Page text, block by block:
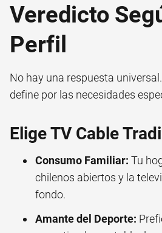
Veredicto
Perfil
No hay una respuesta
define por las necesidades
Elige TV Cable
Consumo Familiar: Tu
chilenos abiertos y la
fondo.
Amante del Deporte: